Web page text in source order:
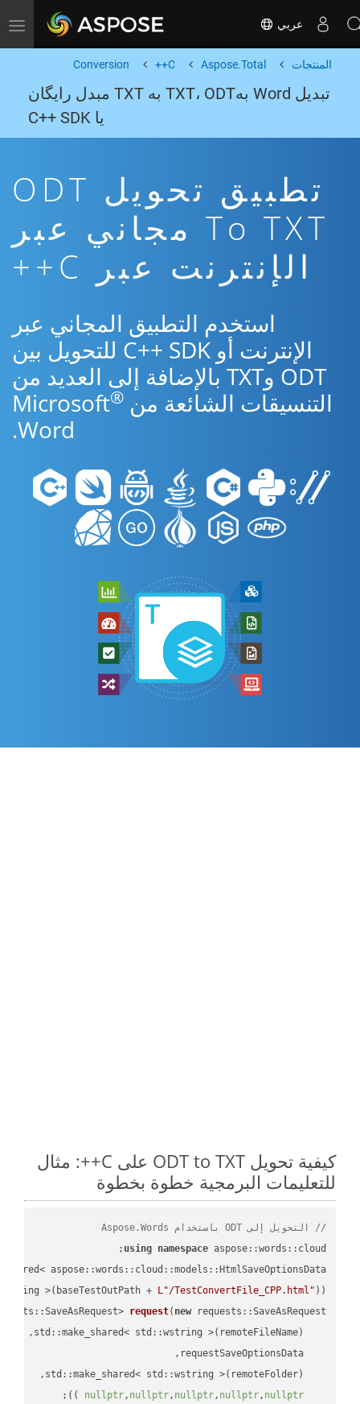
Toggle navigation عربي
المنتجات Aspose.Total
C++
Conversion
تبدیل Word بهTXT، ODT به TXT مبدل رایگان
یا C++ SDK
تطبيق تحويل ODT
To TXT مجاني عبر
الإنترنت عبر C++
استخدم التطبيق المجاني عبر
الإنترنت أو C++ SDK للتحويل بين
ODT وTXT بالإضافة إلى العديد من
التنسيقات الشائعة من Microsoft ®
Word.
كيفية تحويل ODT to TXT على C++: مثال
للتعليمات البرمجية خطوة بخطوة
// التحويل إلى ODT باستخدام Aspose.Words
using namespace aspose::words::cloud;
>(baseTestOutPath + L"/TestConvertFile_CPP.html" ));
request( new
nullptr, nullptr, nullptr, nullptr, nullptr
))
;